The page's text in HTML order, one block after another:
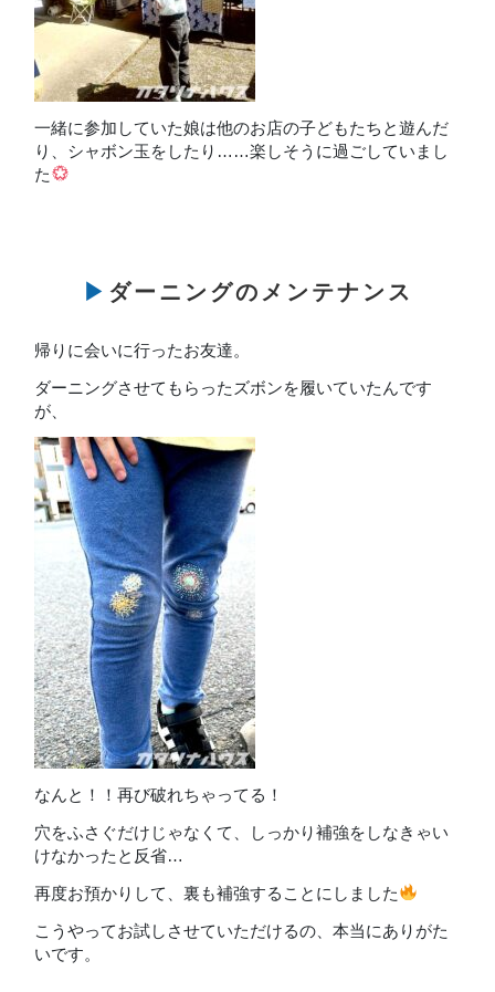
一緒に参加していた娘は他のお店の子どもたちと遊んだ
り、シャボン玉をしたり……楽しそうに過ごしていまし
た
▶ダーニングのメンテナンス
帰りに会いに行ったお友達。
ダーニングさせてもらったズボンを履いていたんです
が、
なんと！！再び破れちゃってる！
穴をふさぐだけじゃなくて、しっかり補強をしなきゃい
けなかったと反省…
再度お預かりして、裏も補強することにしました
こうやってお試しさせていただけるの、本当にありがた
いです。